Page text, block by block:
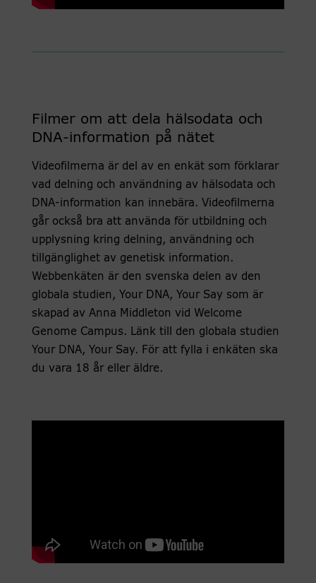
Filmer om att dela hälsodata och
DNA-information på nätet
Videofilmerna är del av en enkät som förklarar
vad delning och användning av hälsodata och
DNA-information kan innebära. Videofilmerna
går också bra att använda för utbildning och
upplysning kring delning, användning och
tillgänglighet av genetisk information.
Webbenkäten är den svenska delen av den
globala studien, Your DNA, Your Say som är
skapad av Anna Middleton vid Welcome
Genome Campus. Länk till den globala studien
Your DNA, Your Say. För att fylla i enkäten ska
du vara 18 år eller äldre.